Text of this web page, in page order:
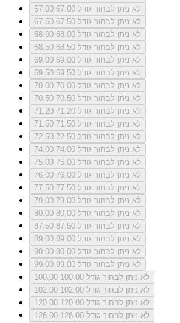
67.00
לא ניתן לבחור גודל 67.00
67.50
לא ניתן לבחור גודל 67.50
68.00
לא ניתן לבחור גודל 68.00
68.50
לא ניתן לבחור גודל 68.50
69.00
לא ניתן לבחור גודל 69.00
69.50
לא ניתן לבחור גודל 69.50
70.00
לא ניתן לבחור גודל 70.00
70.50
לא ניתן לבחור גודל 70.50
71.20
לא ניתן לבחור גודל 71.20
71.50
לא ניתן לבחור גודל 71.50
72.50
לא ניתן לבחור גודל 72.50
74.00
לא ניתן לבחור גודל 74.00
75.00
לא ניתן לבחור גודל 75.00
76.00
לא ניתן לבחור גודל 76.00
77.50
לא ניתן לבחור גודל 77.50
79.00
לא ניתן לבחור גודל 79.00
80.00
לא ניתן לבחור גודל 80.00
87.50
לא ניתן לבחור גודל 87.50
89.00
לא ניתן לבחור גודל 89.00
90.00
לא ניתן לבחור גודל 90.00
99.00
לא ניתן לבחור גודל 99.00
100.00
לא ניתן לבחור גודל 100.00
102.00
לא ניתן לבחור גודל 102.00
120.00
לא ניתן לבחור גודל 120.00
126.00
לא ניתן לבחור גודל 126.00